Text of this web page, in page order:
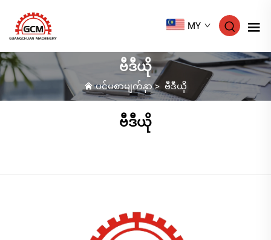
MY
ဗီဒီယို
ပင်မစာမျက်နှာ> ဗီဒီယို
ဗီဒီယို